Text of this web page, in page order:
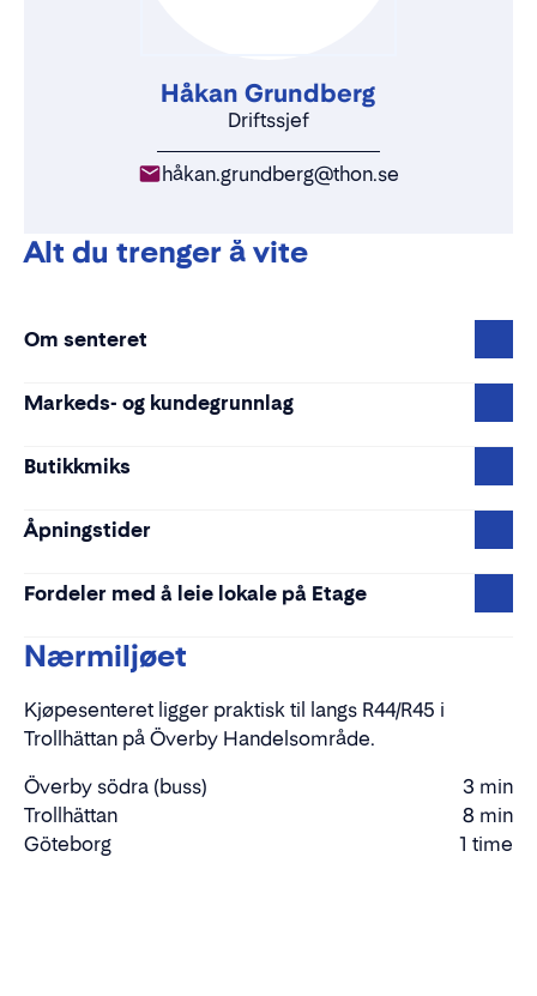
Håkan Grundberg
Driftssjef
håkan.grundberg@thon.se
Alt du trenger å vite
Om senteret
Markeds- og kundegrunnlag
Butikkmiks
Åpningstider
Fordeler med å leie lokale på Etage
Nærmiljøet
Kjøpesenteret ligger praktisk til langs R44/R45 i
Trollhättan på Överby Handelsområde.
Överby södra (buss)
3 min
Gåtid
Trollhättan 8 min
Kjøretid
Göteborg 1 time
Kjøretid